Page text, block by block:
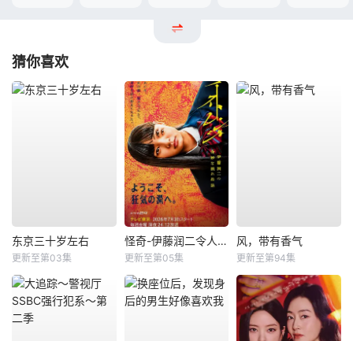
猜你喜欢
东京三十岁左右
更新至第03集
怪奇-伊藤润二令人彻夜难眠的奇异故事－
更新至第05集
风，带有香气
更新至第94集